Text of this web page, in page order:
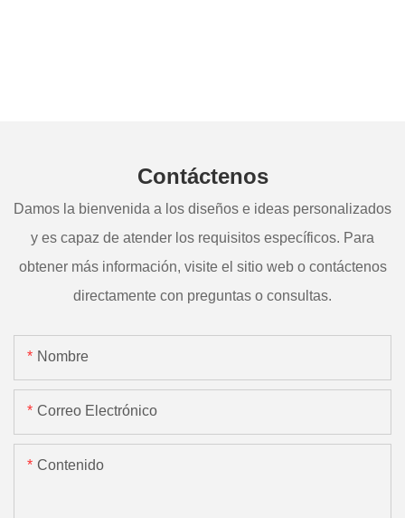
Contáctenos
Damos la bienvenida a los diseños e ideas personalizados
y es capaz de atender los requisitos específicos. Para
obtener más información, visite el sitio web o contáctenos
directamente con preguntas o consultas.
Nombre
Correo Electrónico
Contenido